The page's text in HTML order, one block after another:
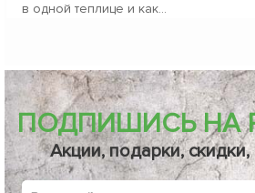
в одной теплице и как...
ПОДПИШИСЬ НА
Акции, подарки,